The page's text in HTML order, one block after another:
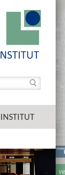
INSTITUT